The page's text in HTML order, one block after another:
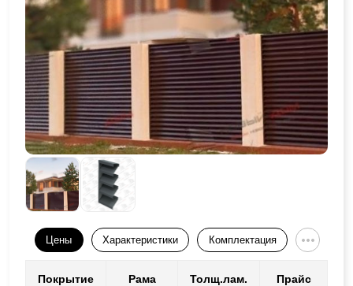
Цены Характеристики Комплектация
Покрытие Рама Толщ.лам. Прайс